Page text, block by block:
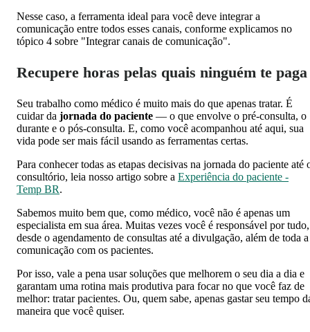
Nesse caso, a ferramenta ideal para você deve integrar a
comunicação entre todos esses canais, conforme explicamos no
tópico 4 sobre "Integrar canais de comunicação".
Recupere horas pelas quais ninguém te paga
Seu trabalho como médico é muito mais do que apenas tratar. É
cuidar da jornada do paciente — o que envolve o pré-consulta, o
durante e o pós-consulta. E, como você acompanhou até aqui, sua
vida pode ser mais fácil usando as ferramentas certas.
Para conhecer todas as etapas decisivas na jornada do paciente até
consultório, leia nosso artigo sobre a Experiência do paciente -
Temp BR.
Sabemos muito bem que, como médico, você não é apenas um
especialista em sua área. Muitas vezes você é responsável por tudo,
desde o agendamento de consultas até a divulgação, além de toda a
comunicação com os pacientes.
Por isso, vale a pena usar soluções que melhorem o seu dia a dia e
garantam uma rotina mais produtiva para focar no que você faz de
melhor: tratar pacientes. Ou, quem sabe, apenas gastar seu tempo
maneira que você quiser.